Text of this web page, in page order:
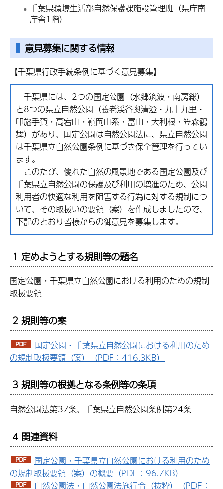
千葉県環境生活部自然保護課施設管理班（県庁南
庁舎1階）
意見募集に関する情報
【千葉県行政手続条例に基づく意見募集】
千葉県には、2つの国定公園（水郷筑波・南房総）
と8つの県立自然公園（養老渓谷奥清澄・九十九里・
印旛手賀・高宕山・嶺岡山系・富山・大利根・笠森鶴
舞）があり、国定公園は自然公園法に、県立自然公園
は千葉県立自然公園条例に基づき保全管理を行ってい
ます。
このたび、優れた自然の風景地である国定公園及び
千葉県立自然公園の保護及び利用の増進のため、公園
利用者の快適な利用を阻害する行為に対する規制につ
いて、その取扱いの要領（案）を作成しましたので、
下記のとおり皆様からの御意見を募集します。
1 定めようとする規則等の題名
国定公園・千葉県立自然公園における利用のための規制
取扱要領
2 規則等の案
国定公園・千葉県立自然公園における利用のため
の規制取扱要領（案）（PDF：416.3KB）
3 規則等の根拠となる条例等の条項
自然公園法第37条、千葉県立自然公園条例第24条
4 関連資料
国定公園・千葉県立自然公園における利用のため
の規制取扱要領（案）の概要（PDF：96.7KB）
自然公園法・自然公園法施行令（抜粋）（PDF：